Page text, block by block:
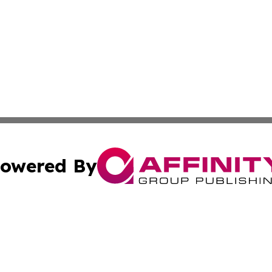
By